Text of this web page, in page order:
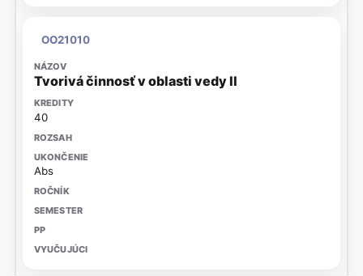
OO21010
Tvorivá činnosť v oblasti vedy II
40
Abs